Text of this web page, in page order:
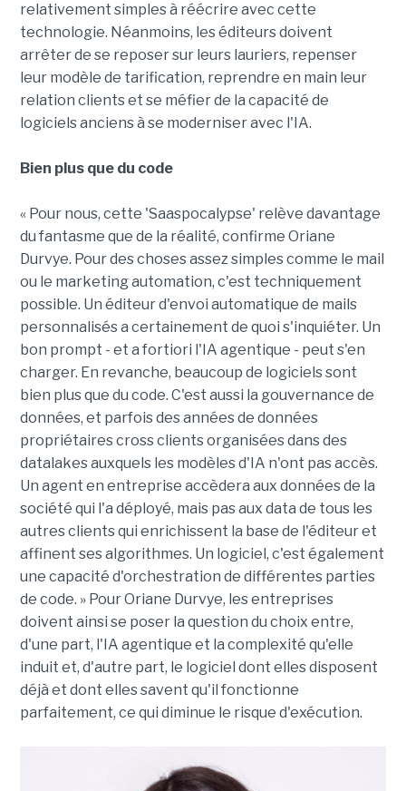
relativement simples à réécrire avec cette
technologie. Néanmoins, les éditeurs doivent
arrêter de se reposer sur leurs lauriers, repenser
leur modèle de tarification, reprendre en main leur
relation clients et se méfier de la capacité de
logiciels anciens à se moderniser avec l'IA.
Bien plus que du code
« Pour nous, cette 'Saaspocalypse' relève davantage
du fantasme que de la réalité, confirme Oriane
Durvye. Pour des choses assez simples comme le mail
ou le marketing automation, c'est techniquement
possible. Un éditeur d'envoi automatique de mails
personnalisés a certainement de quoi s'inquiéter. Un
bon prompt - et a fortiori l'IA agentique - peut s'en
charger. En revanche, beaucoup de logiciels sont
bien plus que du code. C'est aussi la gouvernance de
données, et parfois des années de données
propriétaires cross clients organisées dans des
datalakes auxquels les modèles d'IA n'ont pas accès.
Un agent en entreprise accèdera aux données de la
société qui l'a déployé, mais pas aux data de tous les
autres clients qui enrichissent la base de l'éditeur et
affinent ses algorithmes. Un logiciel, c'est également
une capacité d'orchestration de différentes parties
de code. » Pour Oriane Durvye, les entreprises
doivent ainsi se poser la question du choix entre,
d'une part, l'IA agentique et la complexité qu'elle
induit et, d'autre part, le logiciel dont elles disposent
déjà et dont elles savent qu'il fonctionne
parfaitement, ce qui diminue le risque d'exécution.